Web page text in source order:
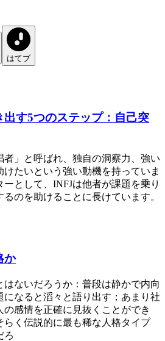
はてブ
す5つのステップ：自己突
者」と呼ばれ、独自の洞察力、強い
たいという強い動機を持っていま
として、INFJは他者が課題を乗り
のを助けることに長けています。
か
はないだろうか：普段は静かで内向
になると滔々と語り出す；あまり社
感情を正確に見抜くことができ
らく伝説的に最も稀な人格タイプ
ろ